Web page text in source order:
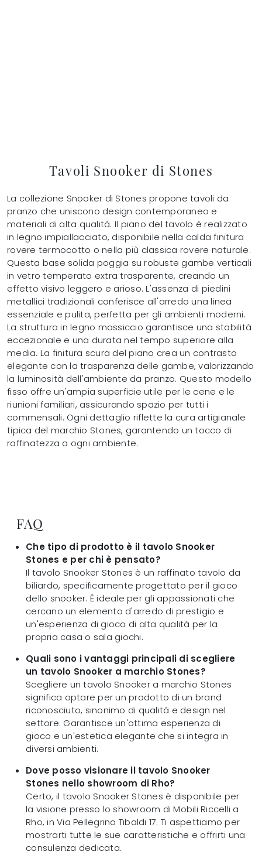
Tavoli Snooker di Stones
La collezione Snooker di Stones propone tavoli da
pranzo che uniscono design contemporaneo e
materiali di alta qualità. Il piano del tavolo è realizzato
in legno impiallacciato, disponibile nella calda finitura
rovere termocotto o nella più classica rovere naturale.
Questa base solida poggia su robuste gambe verticali
in vetro temperato extra trasparente, creando un
effetto visivo leggero e arioso. L'assenza di piedini
metallici tradizionali conferisce all'arredo una linea
essenziale e pulita, perfetta per gli ambienti moderni.
La struttura in legno massiccio garantisce una stabilità
eccezionale e una durata nel tempo superiore alla
media. La finitura scura del piano crea un contrasto
elegante con la trasparenza delle gambe, valorizzando
la luminosità dell'ambiente da pranzo. Questo modello
fisso offre un'ampia superficie utile per le cene e le
riunioni familiari, assicurando spazio per tutti i
commensali. Ogni dettaglio riflette la cura artigianale
tipica del marchio Stones, garantendo un tocco di
raffinatezza a ogni ambiente.
FAQ
Che tipo di prodotto è il tavolo Snooker
Stones e per chi è pensato?
Il tavolo Snooker Stones è un raffinato tavolo da
biliardo, specificamente progettato per il gioco
dello snooker. È ideale per gli appassionati che
cercano un elemento d'arredo di prestigio e
un'esperienza di gioco di alta qualità per la
propria casa o sala giochi.
Quali sono i vantaggi principali di scegliere
un tavolo Snooker a marchio Stones?
Scegliere un tavolo Snooker a marchio Stones
significa optare per un prodotto di un brand
riconosciuto, sinonimo di qualità e design nel
settore. Garantisce un'ottima esperienza di
gioco e un'estetica elegante che si integra in
diversi ambienti.
Dove posso visionare il tavolo Snooker
Stones nello showroom di Rho?
Certo, il tavolo Snooker Stones è disponibile per
la visione presso lo showroom di Mobili Riccelli a
Rho, in Via Pellegrino Tibaldi 17. Ti aspettiamo per
mostrarti tutte le sue caratteristiche e offrirti una
consulenza dedicata.